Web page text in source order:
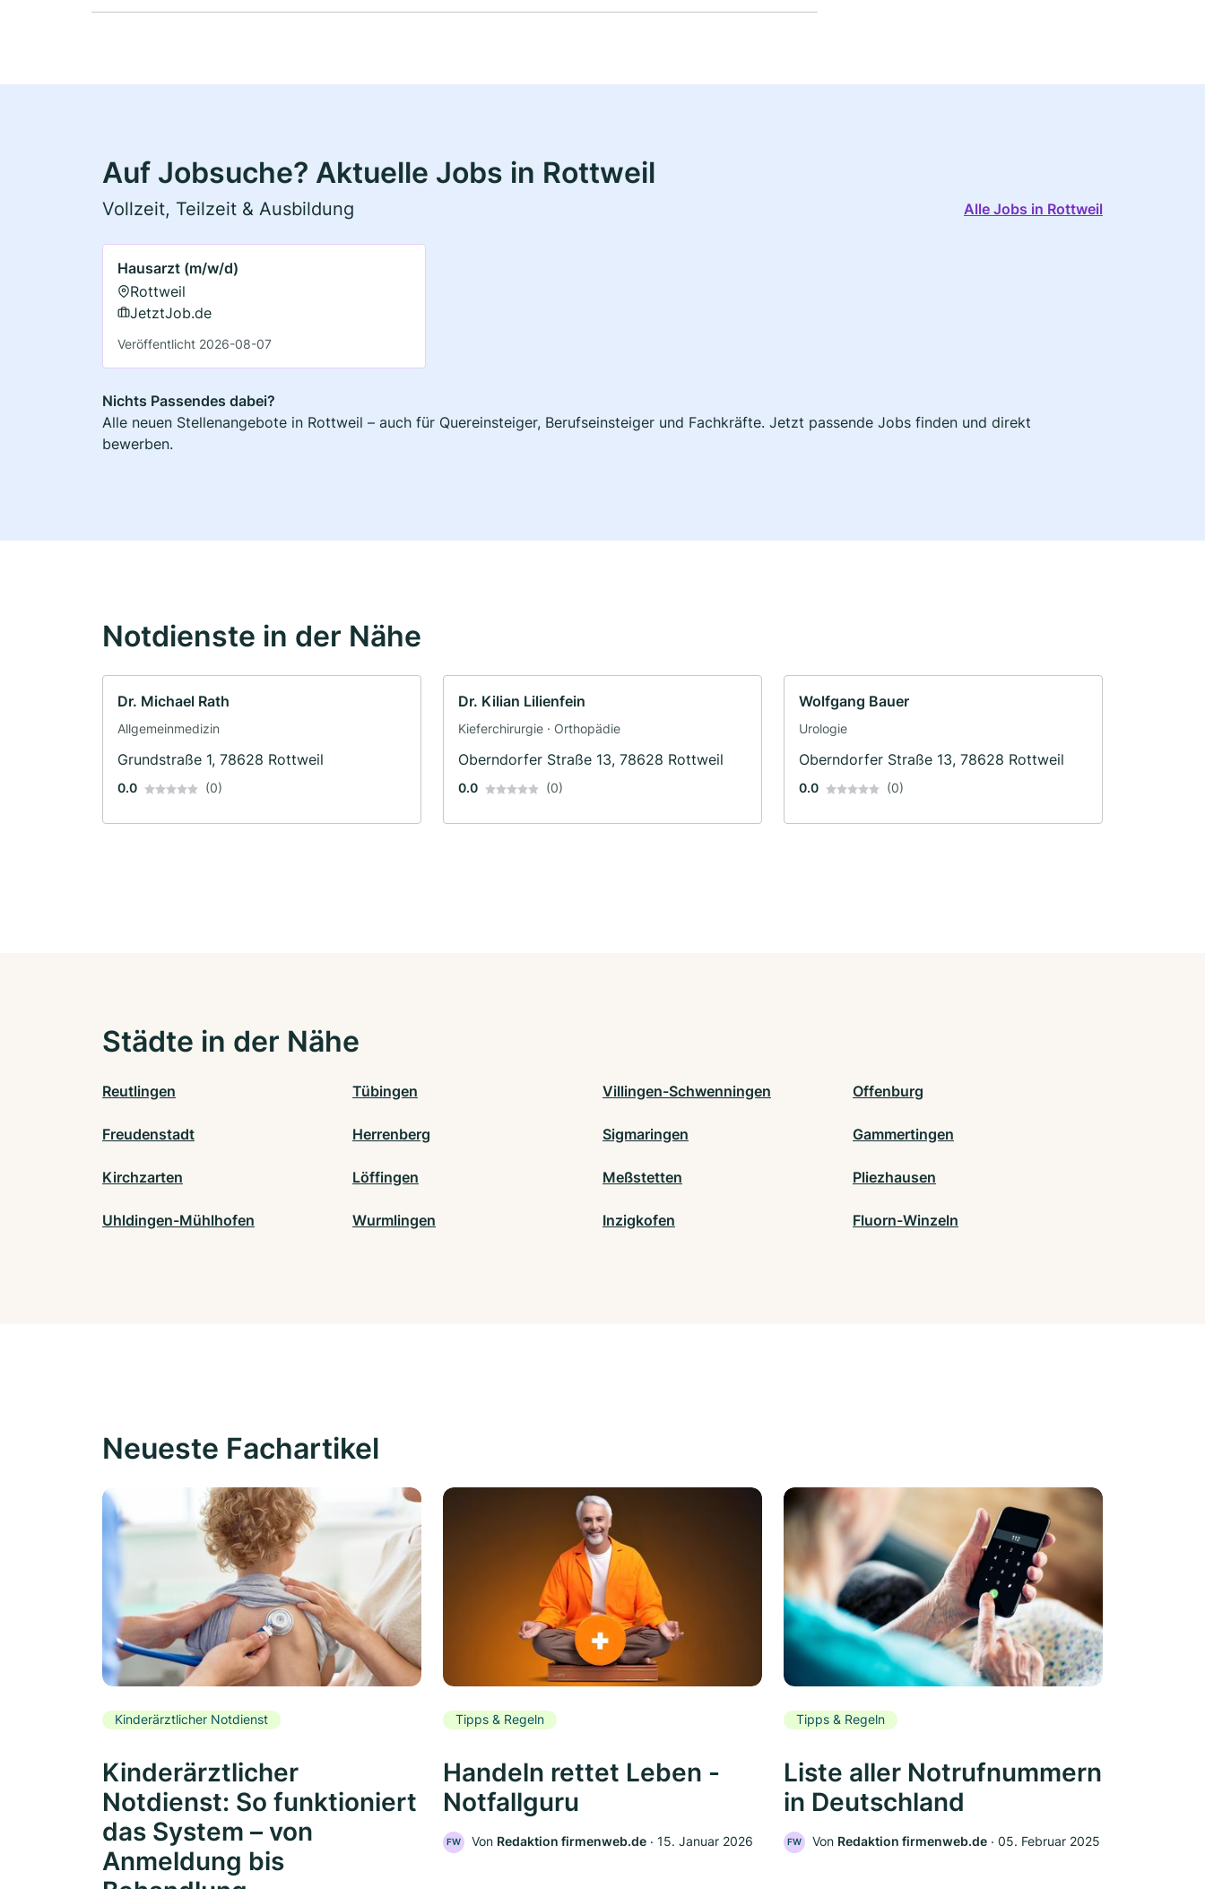
Auf Jobsuche? Aktuelle Jobs in Rottweil
Vollzeit, Teilzeit & Ausbildung Alle Jobs in Rottweil
Hausarzt (m/w/d)
Rottweil
JetztJob.de
Veröffentlicht 2026-08-07
Nichts Passendes dabei?
Alle neuen Stellenangebote in Rottweil – auch für Quereinsteiger, Berufseinsteiger und Fachkräfte. Jetzt passende Jobs finden und direkt
bewerben.
Notdienste in der Nähe
Dr. Michael Rath
Allgemeinmedizin
Grundstraße 1, 78628 Rottweil
0.0 (0)
Dr. Kilian Lilienfein
Kieferchirurgie · Orthopädie
Oberndorfer Straße 13, 78628 Rottweil
0.0 (0)
Wolfgang Bauer
Urologie
Oberndorfer Straße 13, 78628 Rottweil
0.0 (0)
Städte in der Nähe
Reutlingen Tübingen Villingen-Schwenningen Offenburg
Freudenstadt Herrenberg Sigmaringen Gammertingen
Kirchzarten Löffingen Meßstetten Pliezhausen
Uhldingen-Mühlhofen Wurmlingen Inzigkofen Fluorn-Winzeln
Neueste Fachartikel
Kinderärztlicher Notdienst
Kinderärztlicher
Notdienst: So funktioniert
das System – von
Anmeldung bis
Tipps & Regeln
Handeln rettet Leben -
Notfallguru
FW Von Redaktion firmenweb.de ‧ 15. Januar 2026
Tipps & Regeln
Liste aller Notrufnummern
in Deutschland
FW Von Redaktion firmenweb.de ‧ 05. Februar 2025